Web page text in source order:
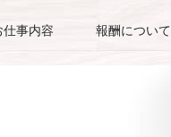
仕事内容 報酬について